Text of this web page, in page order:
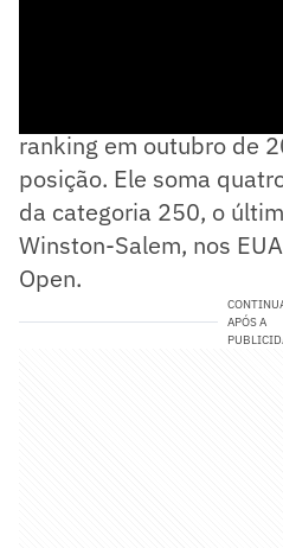
ranking em outubro de
posição. Ele soma
da categoria 250, o
Winston-Salem, nos
Open.
APÓS A